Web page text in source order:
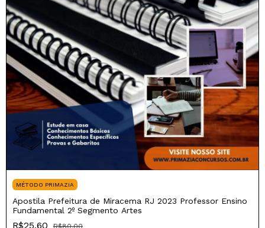
MÉTODO PRIMAZIA
Apostila Prefeitura de Miracema RJ 2023 Professor Ensino
Fundamental 2º Segmento Artes
R$25,60 R$80,00